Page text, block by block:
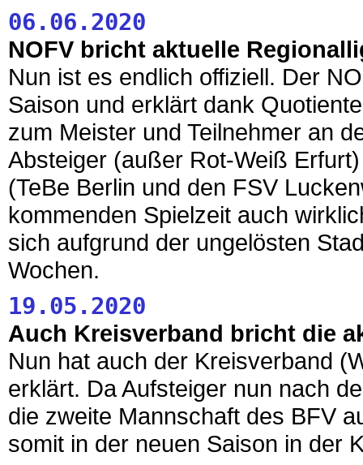
06.06.2020
NOFV bricht aktuelle
Nun ist es endlich offiziell. Der
Saison und erklärt dank
zum Meister und Teilnehmer an
Absteiger (außer Rot-Weiß
(TeBe Berlin und den FSV
kommenden Spielzeit auch
sich aufgrund der ungelösten
Wochen.
19.05.2020
Auch Kreisverband bricht die
Nun hat auch der Kreisverband
erklärt. Da Aufsteiger nun nach
die zweite Mannschaft des BFV
somit in der neuen Saison in der